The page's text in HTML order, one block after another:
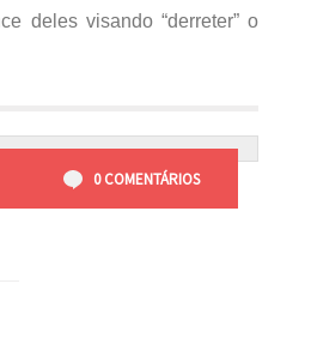
deles visando “derreter” o
0 COMENTÁRIOS